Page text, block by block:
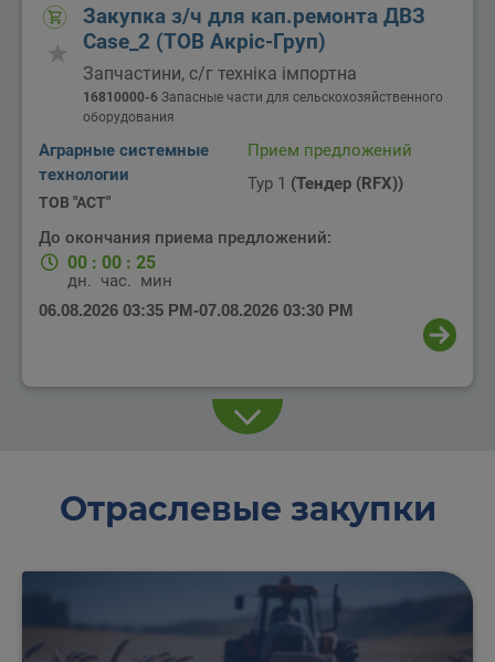
Закупка з/ч для кап.ремонта ДВЗ
Case_2 (ТОВ Акріс-Груп)
Запчастини, с/г техніка імпортна
16810000-6 Запасные части для сельскохозяйственного
оборудования
Аграрные системные
технологии
ТОВ "АСТ"
Прием предложений
Тур 1 (Тендер (RFX))
До окончания приема предложений:
00 : 00 : 25
дн. час. мин.
06.08.2026 03:35 PM-07.08.2026 03:30 PM
Отраслевые закупки